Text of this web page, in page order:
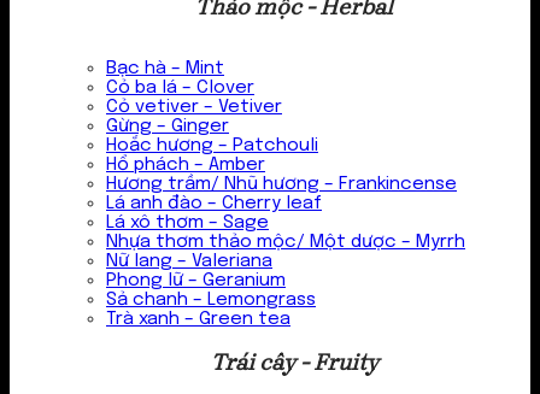
Thảo mộc - Herbal
Bạc hà – Mint
Cỏ ba lá – Clover
Cỏ vetiver – Vetiver
Gừng – Ginger
Hoắc hương – Patchouli
Hổ phách – Amber
Hương trầm/ Nhũ hương – Frankincense
Lá anh đào – Cherry leaf
Lá xô thơm – Sage
Nhựa thơm thảo mộc/ Một dược – Myrrh
Nữ lang – Valeriana
Phong lữ – Geranium
Sả chanh – Lemongrass
Trà xanh – Green tea
Trái cây - Fruity